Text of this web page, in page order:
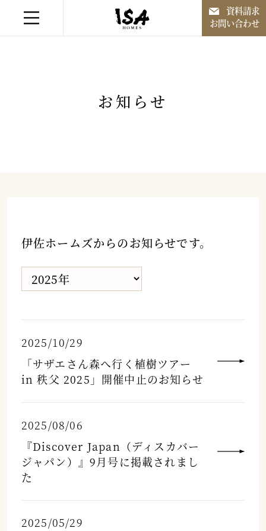
住宅作品
お知らせ
資料請求
お問い合わせ
お知らせ
伊佐ホームズからのお知らせです。
2025/10/29
「サザエさん森へ行く植樹ツアー
in 秩父 2025」開催中止のお知らせ
2025/08/06
『Discover Japan（ディスカバー
ジャパン）』9月号に掲載されまし
た
2025/05/29